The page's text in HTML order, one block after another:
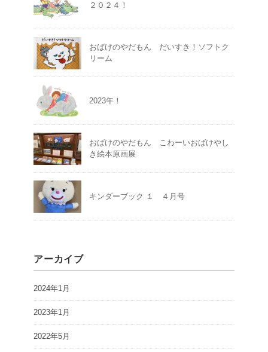
２０２４！
おばけのやだもん だいすき！ソフトク
リーム
2023年！
おばけのやだもん こわーいおばけやし
き絵本原画展
キンダーブック １ ４月号
アーカイブ
2024年1月
2023年1月
2022年5月